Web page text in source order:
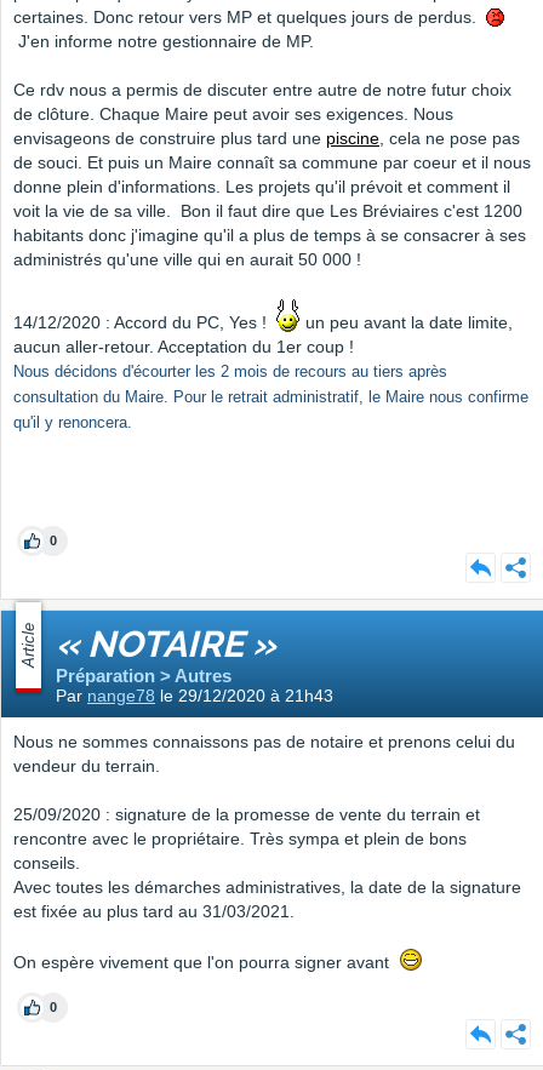
certaines. Donc retour vers MP et quelques jours de perdus.
J'en informe notre gestionnaire de MP.
Ce rdv nous a permis de discuter entre autre de notre futur choix
de clôture. Chaque Maire peut avoir ses exigences. Nous
envisageons de construire plus tard une piscine, cela ne pose pas
de souci. Et puis un Maire connaît sa commune par coeur et il nous
donne plein d'informations. Les projets qu'il prévoit et comment il
voit la vie de sa ville. Bon il faut dire que Les Bréviaires c'est 1200
habitants donc j'imagine qu'il a plus de temps à se consacrer à ses
administrés qu'une ville qui en aurait 50 000 !
14/12/2020 : Accord du PC, Yes !
un peu avant la date limite,
aucun aller-retour. Acceptation du 1er coup !
Nous décidons d'écourter les 2 mois de recours au tiers après
consultation du Maire. Pour le retrait administratif, le Maire nous confirme
qu'il y renoncera.
0
Article « NOTAIRE »
Préparation > Autres
Par nange78 le 29/12/2020 à 21h43
Nous ne sommes connaissons pas de notaire et prenons celui du
vendeur du terrain.
25/09/2020 : signature de la promesse de vente du terrain et
rencontre avec le propriétaire. Très sympa et plein de bons
conseils.
Avec toutes les démarches administratives, la date de la signature
est fixée au plus tard au 31/03/2021.
On espère vivement que l'on pourra signer avant
0